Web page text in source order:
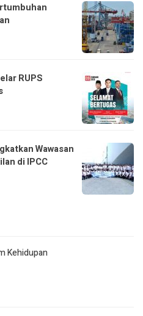
RUPS
Wawasan
di IPCC
Kehidupan